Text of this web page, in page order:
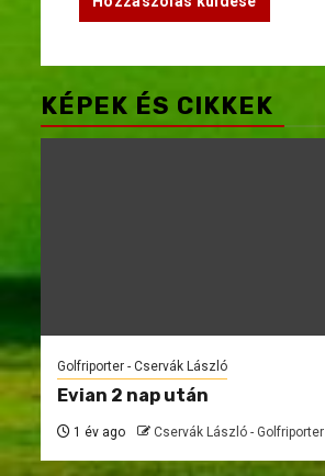
KÉPEK ÉS CIKKEK
Golfriporter - Cservák László
Evian 2 nap után
1 év ago Cservák László - Golfriporter